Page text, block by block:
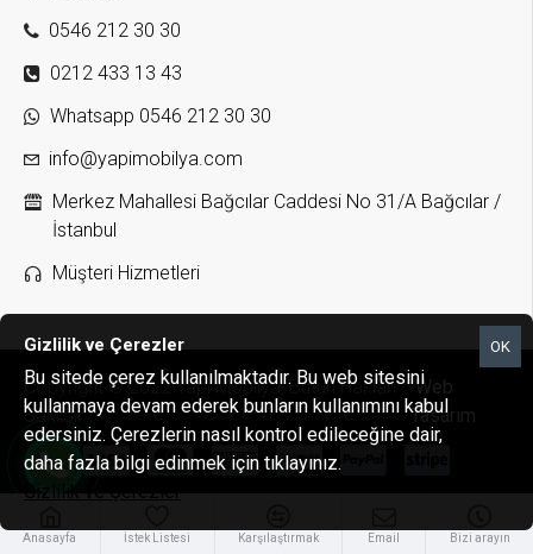
0546 212 30 30
0212 433 13 43
Whatsapp 0546 212 30 30
info@yapimobilya.com
Merkez Mahallesi Bağcılar Caddesi No 31/A Bağcılar /
İstanbul
Müşteri Hizmetleri
Copyright © 2022 Yapı Mobilya, Bütün Hakları
Saklıdır.
Web
Tasarım
Anasayfa İstek Listesi Karşılaştırmak Email Bizi arayın
OK
Gizlilik ve Çerezler
Bu sitede çerez kullanılmaktadır. Bu web sitesini
kullanmaya devam ederek bunların kullanımını kabul
edersiniz. Çerezlerin nasıl kontrol edileceğine dair,
daha fazla bilgi edinmek için tıklayınız.
Gizlilik ve Çerezler